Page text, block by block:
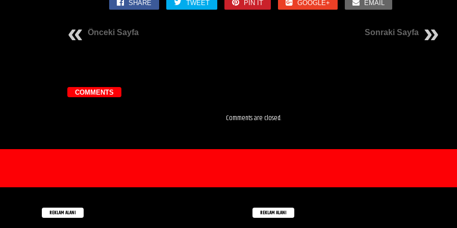
SHARE TWEET PIN IT GOOGLE+ EMAIL
Önceki Sayfa Sonraki Sayfa
COMMENTS
Comments are closed.
REKLAM ALANI REKLAM ALANI